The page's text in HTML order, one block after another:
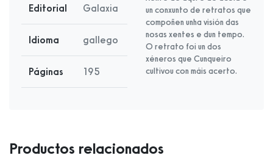
Editorial Galaxia
Idioma gallego
Páginas 195
un conxunto de retratos que
compoñen unha visión das
nosas xentes e dun tempo.
O retrato foi un dos
xéneros que Cunqueiro
cultivou con máis acerto.
Productos relacionados